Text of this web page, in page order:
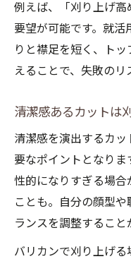
例えば、「刈り上げ
要望が可能です。就活
りと襟足を短く、ト
えることで、失敗のリ
清潔感あるカットは
清潔感を演出するカ
要なポイントとなり
性的になりすぎる場合
ことも。自分の顔型
ランスを調整すること
バリカンで刈り上げ